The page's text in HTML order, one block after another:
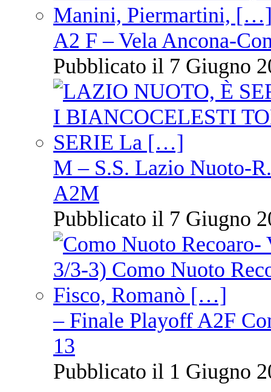
A2 F – Vela Ancona-
Pubblicato il 7 Giugno
M – S.S. Lazio Nuoto-
A2M
Pubblicato il 7 Giugno
– Finale Playoff A2F
13
Pubblicato il 1 Giugno